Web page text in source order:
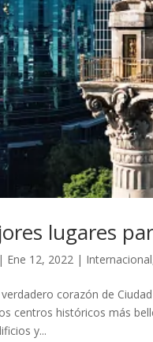
lugares
| Ene 12, 2022 | Internacional
corazón de
centros históricos más
y...